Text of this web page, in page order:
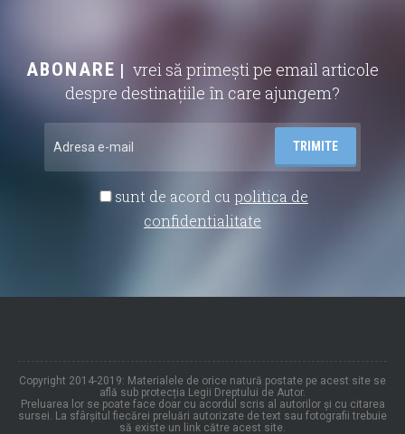
ABONARE
vrei să primești pe email articole
despre destinațiile în care ajungem?
sunt de acord cu politica de
confidentialitate
Copyright 2014-2019: Materialele de orice natură postate pe acest site se
află sub protecția Legii Dreptului de Autor.
Preluarea lor se poate face doar cu acordul scris al autorilor și cu citarea
sursei. La sfârșitul fiecărei preluări autorizate de text sau fotografii trebuie
să existe un link către acest site.